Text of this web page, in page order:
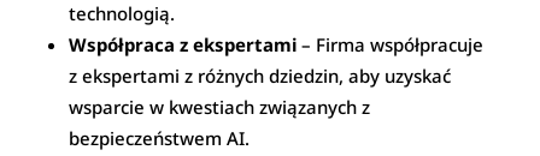
technologią.
Współpraca z ekspertami – Firma współpracuje
z ekspertami z różnych dziedzin, aby uzyskać
wsparcie w kwestiach związanych z
bezpieczeństwem AI.